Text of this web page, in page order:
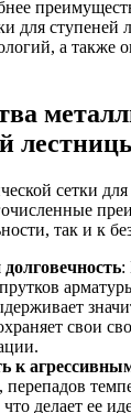
для
а также
сетки
так и к
:
свои
к
перепадов
делает ее